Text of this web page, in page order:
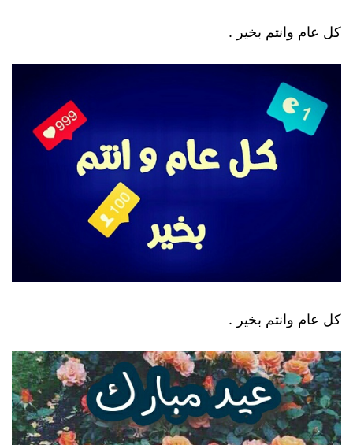
كل عام وانتم بخير .
كل عام وانتم بخير .